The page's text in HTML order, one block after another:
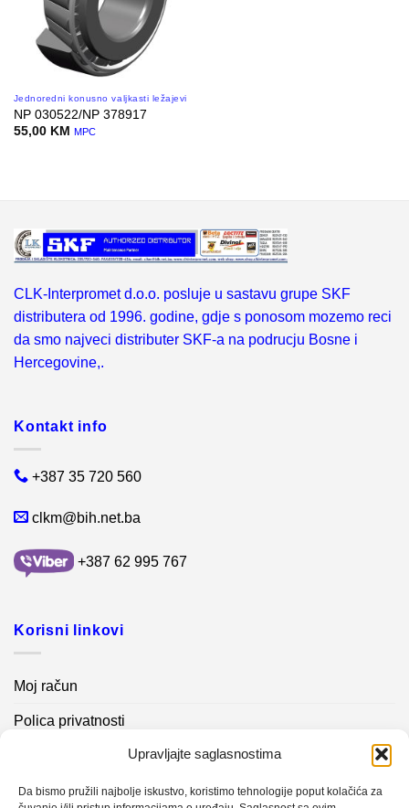
Upravljajte saglasnostima
Da bismo pružili najbolje iskustvo, koristimo tehnologije poput kolačića za
Jednoredni konusno valjkasti ležajevi
NP 030522/NP 378917
55,00 KM MPC
CLK-Interpromet d.o.o. posluje u sastavu grupe SKF
distributera od 1996. godine, gdje s ponosom mozemo reci
da smo najveci distributer SKF-a na podrucju Bosne i
Hercegovine,.
Kontakt info
+387 35 720 560
clkm@bih.net.ba
+387 62 995 767
Korisni linkovi
Moj račun
Polica privatnosti
Kontakt info